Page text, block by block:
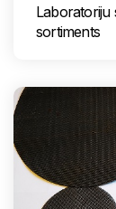
Laboratoriju
sortiments